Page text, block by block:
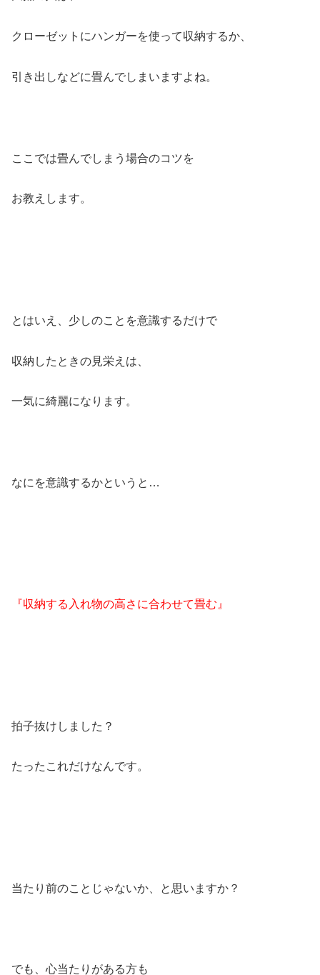
クローゼットにハンガーを使って収納するか、
引き出しなどに畳んでしまいますよね。
ここでは畳んでしまう場合のコツを
お教えします。
とはいえ、少しのことを意識するだけで
収納したときの見栄えは、
一気に綺麗になります。
なにを意識するかというと…
『収納する入れ物の高さに合わせて畳む』
拍子抜けしました？
たったこれだけなんです。
当たり前のことじゃないか、と思いますか？
でも、心当たりがある方も